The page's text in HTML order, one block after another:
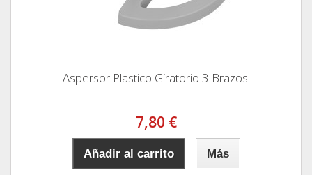
Aspersor Plastico Giratorio 3 Brazos.
7,80 €
Añadir al carrito Más